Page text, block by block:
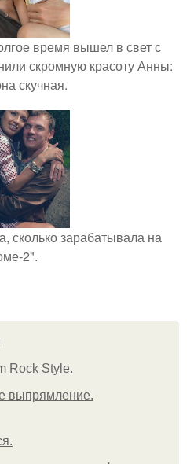
время вышел в свет с
скромную красоту Анны:
скучная.
сколько зарабатывала на
2".
Rock Style.
выпрямление.